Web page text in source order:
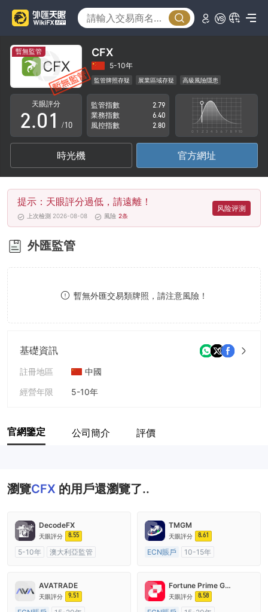
暫無監管 CFX
5-10年
監管牌照存疑 展業區域存疑 高級風險隱患
天眼評分
0
1
2
3
4
5
6
7
8
.0
1
2
3
4
5
6
0
1
2
3
4
5
6
7
/10
監管指數
2.79
業務指數
6.40
風控指數
2.80
時光機 官方網址
提示：天眼評分過低，請遠離！
上次檢測 2026-08-08 風險 2条
风险评测
外匯監管
暫無外匯交易類牌照，請注意風險！
基礎資訊
註冊地區
中國
經營年限
5-10年
官網鑒定 公司簡介 評價
瀏覽CFX 的用戶還瀏覽了..
DecodeFX
天眼評分 8.55
5-10年
澳大利亞監管
TMGM
天眼評分 8.61
ECN賬戶
10-15年
主標MT4
AVATRADE
天眼評分 9.51
Fortune Prime Global
天眼評分 8.58